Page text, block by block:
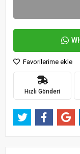
Favorilerime ekle
Hızlı Gönderi